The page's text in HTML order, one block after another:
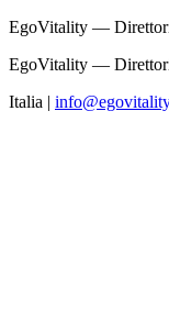
EgoVitality —
EgoVitality —
Italia |